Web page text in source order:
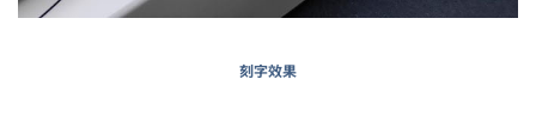
刻字效果